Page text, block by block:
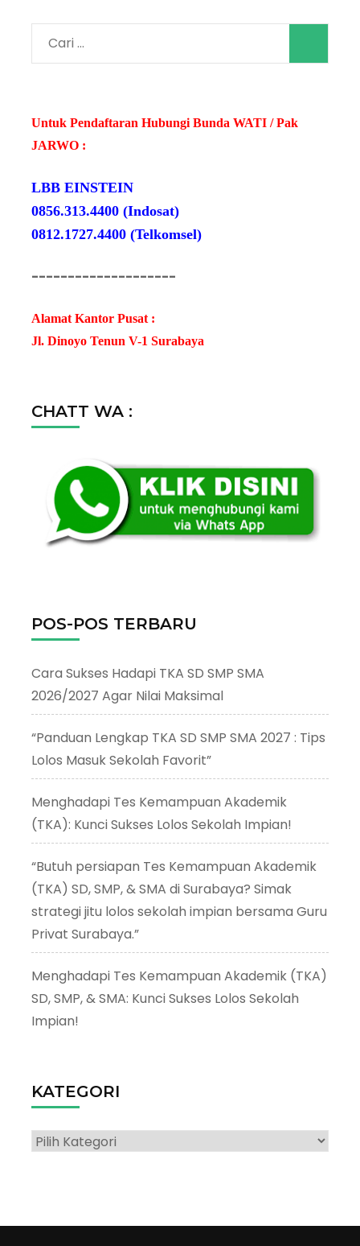
Cari
untuk:
Untuk Pendaftaran Hubungi Bunda WATI / Pak
JARWO :
LBB EINSTEIN
0856.313.4400 (Indosat)
0812.1727.4400 (Telkomsel)
--------------------
Alamat Kantor Pusat :
Jl. Dinoyo Tenun V-1 Surabaya
CHATT WA :
POS-POS TERBARU
Cara Sukses Hadapi TKA SD SMP SMA
2026/2027 Agar Nilai Maksimal
“Panduan Lengkap TKA SD SMP SMA 2027 : Tips
Lolos Masuk Sekolah Favorit”
Menghadapi Tes Kemampuan Akademik
(TKA): Kunci Sukses Lolos Sekolah Impian!
“Butuh persiapan Tes Kemampuan Akademik
(TKA) SD, SMP, & SMA di Surabaya? Simak
strategi jitu lolos sekolah impian bersama Guru
Privat Surabaya.”
Menghadapi Tes Kemampuan Akademik (TKA)
SD, SMP, & SMA: Kunci Sukses Lolos Sekolah
Impian!
KATEGORI
Kategori